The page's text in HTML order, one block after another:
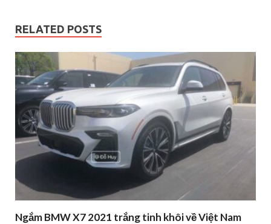
RELATED POSTS
Ngắm BMW X7 2021 trắng tinh khôi về Việt Nam